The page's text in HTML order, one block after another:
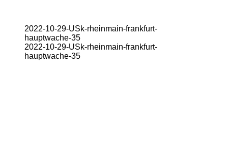
2022-10-29-USk-rheinmain-frankfurt-
hauptwache-35
2022-10-29-USk-rheinmain-frankfurt-
hauptwache-35